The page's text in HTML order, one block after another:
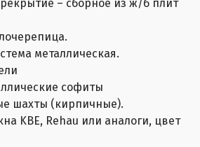
– сборное из ж/б плит
металлическая.
софиты
шахты (кирпичные).
KBE, Rehau или аналоги, цвет